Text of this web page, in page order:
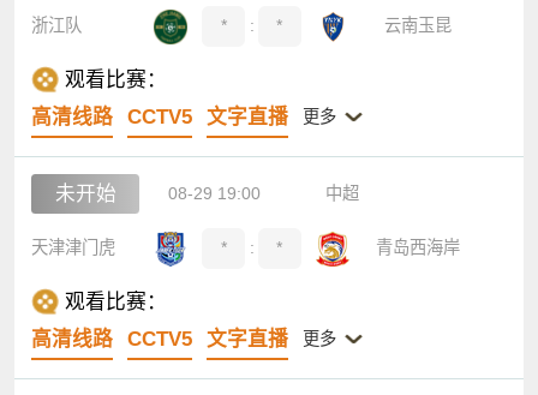
浙江队 * : * 云南玉昆
观看比赛：
高清线路
CCTV5 文字直播 更多
未开始 08-29 19:00 中超
天津津门虎 * : * 青岛西海岸
观看比赛：
高清线路
CCTV5 文字直播 更多